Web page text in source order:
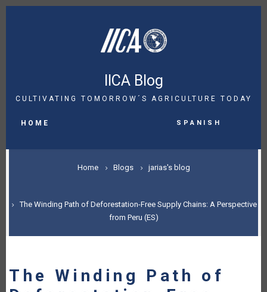
Skip
IICA Blog
CULTIVATING TOMORROW´S AGRICULTURE TODAY
NAVIGATION
HOME Spanish
BREADCRUMB
Home Blogs jarias's blog
The Winding Path of Deforestation-Free Supply Chains: A Perspective
from Peru (ES)
The Winding Path of